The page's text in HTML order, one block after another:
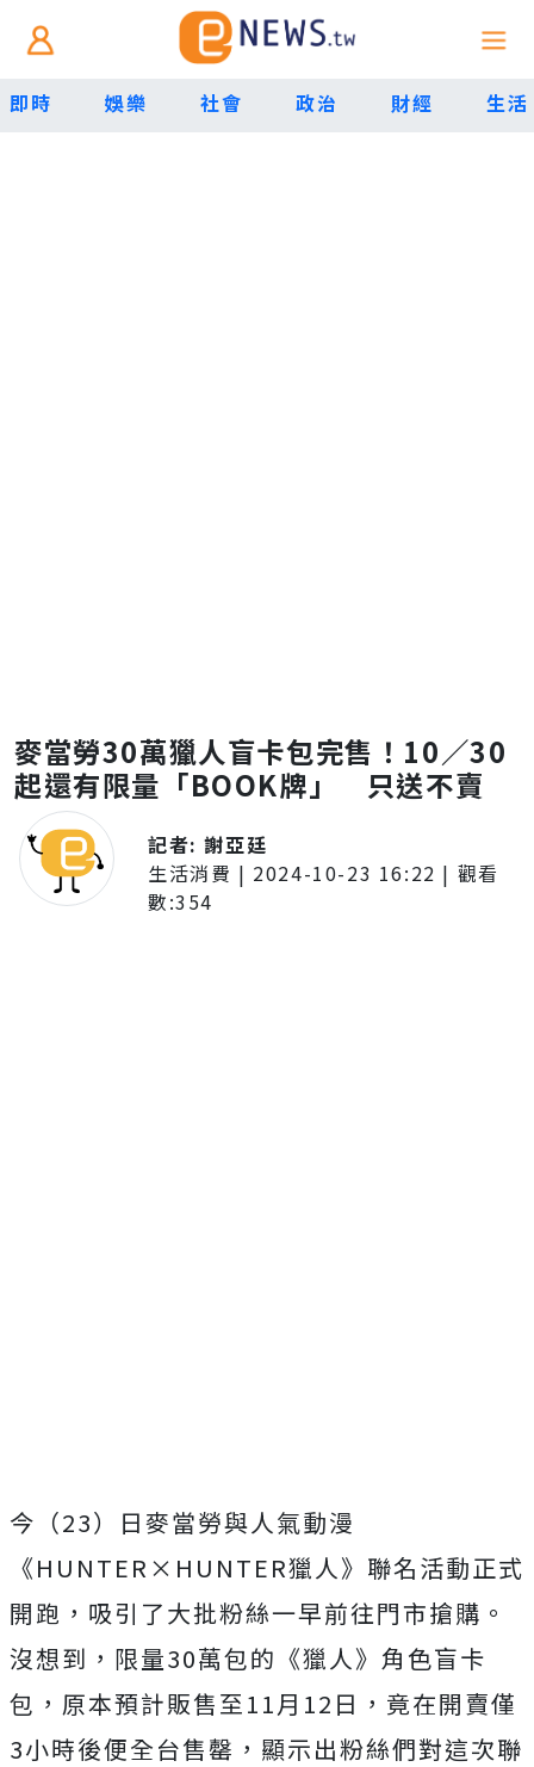
即時 娛樂 社會 政治 財經 生活
麥當勞30萬獵人盲卡包完售！10／30
起還有限量「BOOK牌」 只送不賣
記者:謝亞廷
生活消費 | 2024-10-23 16:22 | 觀看
數:354
今（23）日麥當勞與人氣動漫
《HUNTER×HUNTER獵人》聯名活動正式
開跑，吸引了大批粉絲一早前往門市搶購。
沒想到，限量30萬包的《獵人》角色盲卡
包，原本預計販售至11月12日，竟在開賣僅
3小時後便全台售罄，顯示出粉絲們對這次聯